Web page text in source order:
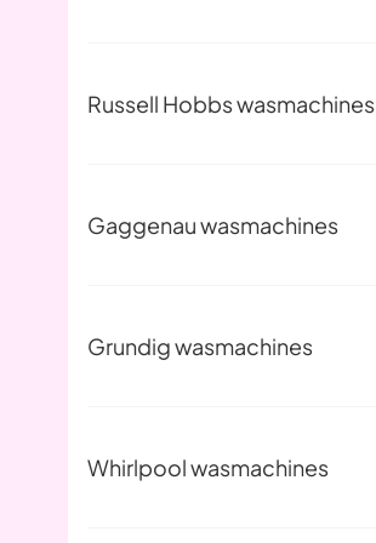
Russell Hobbs wasmachines
Gaggenau wasmachines
Grundig wasmachines
Whirlpool wasmachines